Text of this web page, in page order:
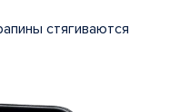
стягиваются